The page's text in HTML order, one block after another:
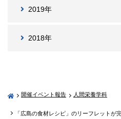
2019年
2018年
開催イベント報告 人間栄養学科
「広島の食材レシピ」のリーフレットが